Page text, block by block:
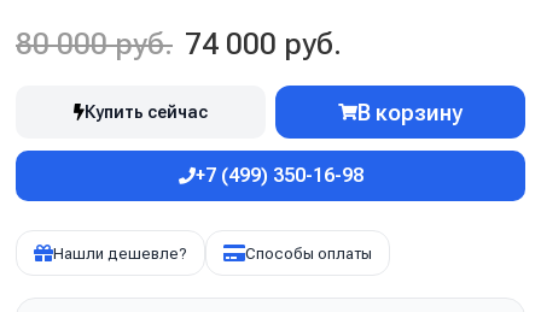
80 000 руб. 74 000 руб.
Купить сейчас В корзину
+7 (499) 350-16-98
Нашли дешевле? Способы оплаты